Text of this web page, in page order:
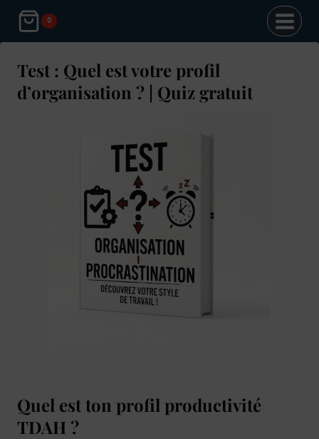
Aller
contenu
0
Test : Quel est votre profil
d’organisation ? | Quiz gratuit
Quel est ton profil productivité
TDAH ?